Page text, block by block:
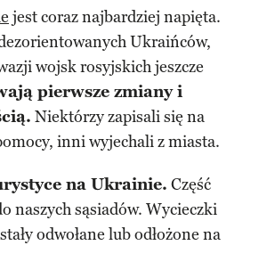
jest coraz najbardziej napięta.
Ukraińców,
wojsk rosyjskich jeszcze
pierwsze zmiany i
Niektórzy zapisali się na
inni wyjechali z miasta.
na Ukrainie. Część
naszych sąsiadów. Wycieczki
odwołane lub odłożone na